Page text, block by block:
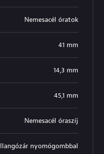
Nemesacél óratok
41 mm
14,3 mm
45,1 mm
Nemesacél óraszíj
nyomógombbal